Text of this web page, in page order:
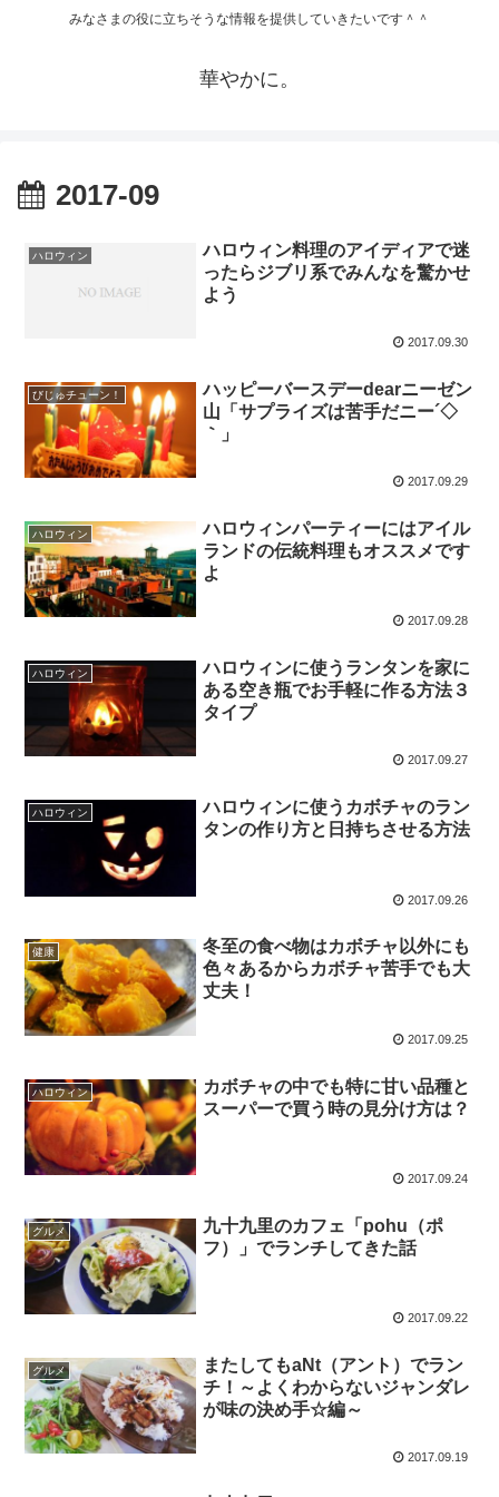
みなさまの役に立ちそうな情報を提供していきたいです＾＾
華やかに。
2017-09
ハロウィン
ハロウィン料理のアイディアで迷
ったらジブリ系でみんなを驚かせ
よう
2017.09.30
びじゅチューン！
ハッピーバースデーdearニーゼン
山「サプライズは苦手だニー´◇
｀」
2017.09.29
ハロウィン
ハロウィンパーティーにはアイル
ランドの伝統料理もオススメです
よ
2017.09.28
ハロウィン
ハロウィンに使うランタンを家に
ある空き瓶でお手軽に作る方法３
タイプ
2017.09.27
ハロウィン
ハロウィンに使うカボチャのラン
タンの作り方と日持ちさせる方法
2017.09.26
健康
冬至の食べ物はカボチャ以外にも
色々あるからカボチャ苦手でも大
丈夫！
2017.09.25
ハロウィン
カボチャの中でも特に甘い品種と
スーパーで買う時の見分け方は？
2017.09.24
グルメ
九十九里のカフェ「pohu（ポ
フ）」でランチしてきた話
2017.09.22
グルメ
またしてもaNt（アント）でラン
チ！～よくわからないジャンダレ
が味の決め手☆編～
2017.09.19